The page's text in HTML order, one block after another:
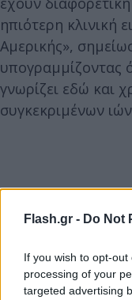
Flash.gr - Do Not
If you wish to opt-
processing of your
targeted advertising
ηπιότερη κλινική
Αμερικής»,
υπογραμμίζοντας
γνωρίζει εδώ και
συγκεκριμένων